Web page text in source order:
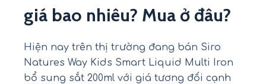
giá bao nhiêu? Mua ở đâu?
Hiện nay trên thị trường đang bán Siro
Natures Way Kids Smart Liquid Multi Iron
bổ sung sắt 200ml với giá tương đối cạnh